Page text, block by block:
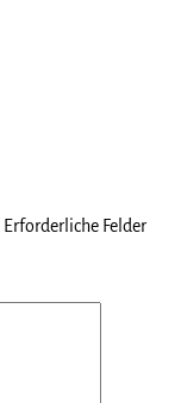
Erforderliche Felder